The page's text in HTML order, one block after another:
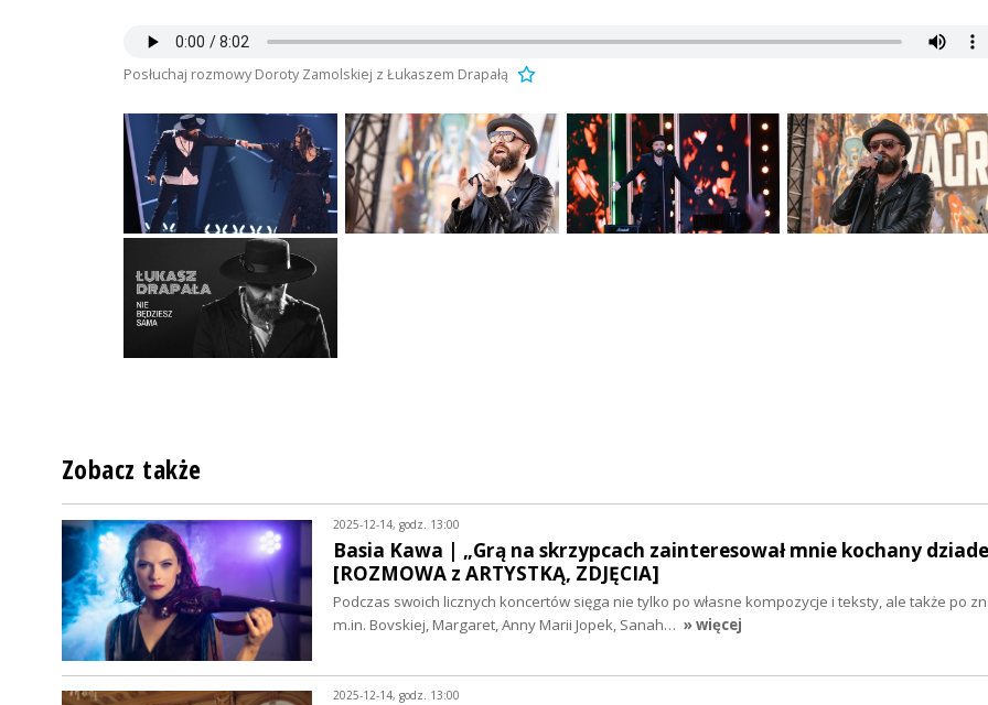
Posłuchaj rozmowy Doroty Zamolskiej z Łukaszem Drapałą
Zobacz także
2025-12-14, godz. 13:00
Basia Kawa | „Grą na skrzypcach zainteresował mnie kochany
[ROZMOWA z ARTYSTKĄ, ZDJĘCIA]
Podczas swoich licznych koncertów sięga nie tylko po własne kompozycje i teksty, ale także po
m.in. Bovskiej, Margaret, Anny Marii Jopek, Sanah… » więcej
2025-12-14, godz. 13:00